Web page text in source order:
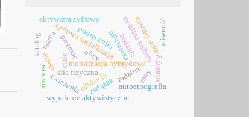
edukacja
mobilizacja hybrydowa
biblioteka
ćwiczenia
ciało
siła fizyczna
cyfrowa socjalizacja
rodzina
mobilna kultura
dzieci
wypalenie aktywistyczne
aktywizm cyfrowy czwarty sektor
autoetnografia
przemoc
równość związek
własny
inny
obcy
podręczniki
marka
katalog naiwność
badania